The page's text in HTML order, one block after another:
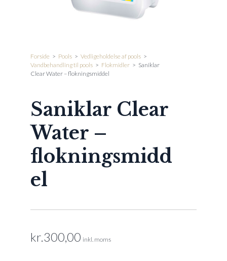
Forside > Pools > Vedligeholdelse af pools >
Vandbehandling til pools > Flokmidler > Saniklar
Clear Water – flokningsmiddel
Saniklar Clear
Water –
flokningsmidd
el
kr.300,00 inkl. moms